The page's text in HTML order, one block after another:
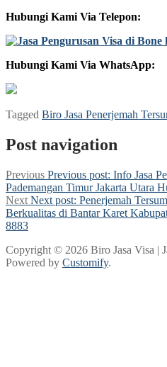
Hubungi Kami Via Telepon:
Hubungi Kami Via WhatsApp:
Tagged Biro Jasa Penerjemah
Post navigation
Previous Previous post: Info Jasa
Pademangan Timur Jakarta Utara
Next Next post: Penerjemah
Berkualitas di Bantar Karet
8883
Copyright © 2026 Biro Jasa Visa |
Powered by Customify.